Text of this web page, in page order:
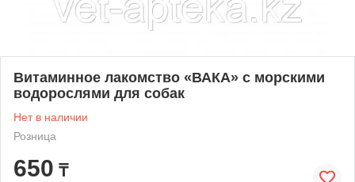
Витаминное лакомство «ВАКА» с морскими
водорослями для собак
Нет в наличии
Розница
650 ₸